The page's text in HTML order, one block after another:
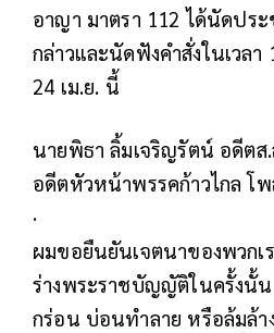
อาญา มาตรา 112 ได้นัดปร
กล่าวและนัดฟังคำสั่งในเวล
24 เม.ย. นี้
นายพิธา ลิ้มเจริญรัตน์ อดีต
อดีตหัวหน้าพรรคก้าวไกล โ
·
ผมขอยืนยันเจตนาของพวกเ
ร่างพระราชบัญญัติในครั้งนั้น
กร่อน บ่อนทำลาย หรือล้มล้า